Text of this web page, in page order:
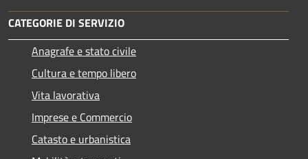
CATEGORIE DI SERVIZIO
Anagrafe e stato civile
Cultura e tempo libero
Vita lavorativa
Imprese e Commercio
Catasto e urbanistica